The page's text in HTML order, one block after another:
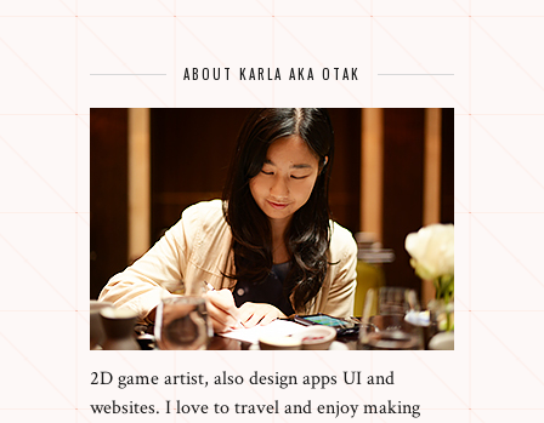
ABOUT KARLA AKA OTAK
2D game artist, also design apps UI and
websites. I love to travel and enjoy making